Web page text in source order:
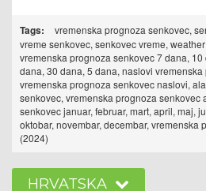
Tags:
vremenska prognoza senkovec,
vreme senkovec, senkovec vreme,
vremenska prognoza senkovec 7 dana,
dana, 30 dana, 5 dana, naslovi
vremenska prognoza senkovec naslovi,
senkovec, vremenska prognoza senkovec
senkovec januar, februar, mart, april, maj,
oktobar, novembar, decembar, vremenska
(2024)
HRVATSKA